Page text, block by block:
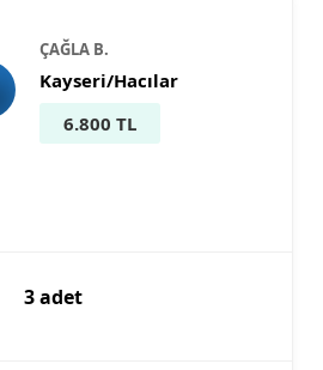
ÇAĞLA B.
Kayseri/Hacılar
6.800 TL
3 adet